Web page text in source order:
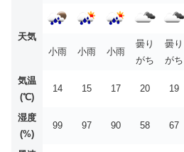
天気
小雨
小雨 小雨
曇り
がち
曇り
がち
気温
(℃)
14 15 17 20 19
湿度
(%)
99 97 90 58 67